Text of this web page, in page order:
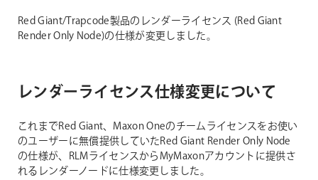
Red Giant/Trapcode製品のレンダーライセンス (Red Giant
Render Only Node)の仕様が変更しました。
レンダーライセンス仕様変更について
これまでRed Giant、Maxon Oneのチームライセンスをお使い
のユーザーに無償提供していたRed Giant Render Only Node
の仕様が、RLMライセンスからMyMaxonアカウントに提供さ
れるレンダーノードに仕様変更しました。